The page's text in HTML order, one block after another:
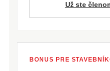
Už ste
BONUS PRE